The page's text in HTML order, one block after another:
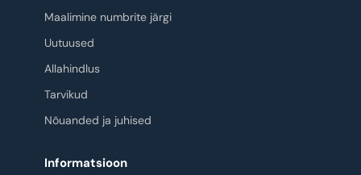
Maalimine numbrite järgi
Uutuused
Allahindlus
Tarvikud
Nõuanded ja juhised
Informatsioon